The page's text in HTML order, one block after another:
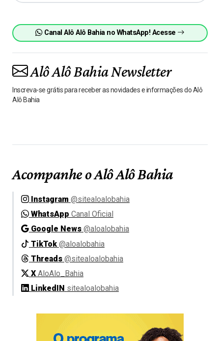
Canal Alô Alô Bahia no WhatsApp! Acesse
Alô Alô Bahia Newsletter
Inscreva-se grátis para receber as novidades e informações do Alô
Alô Bahia
Acompanhe o Alô Alô Bahia
Instagram @sitealoalobahia
WhatsApp Canal Oficial
Google News @aloalobahia
TikTok @aloalobahia
Threads @sitealoalobahia
X AloAlo_Bahia
LinkedIN sitealoalobahia